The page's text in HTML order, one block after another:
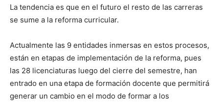
La tendencia es que en el futuro el resto de las carreras
se sume a la reforma curricular.
Actualmente las 9 entidades inmersas en estos procesos,
están en etapas de implementación de la reforma, pues
las 28 licenciaturas luego del cierre del semestre, han
entrado en una etapa de formación docente que permitirá
generar un cambio en el modo de formar a los